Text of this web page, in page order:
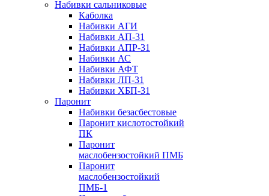
Набивки сальниковые
Каболка
Набивки АГИ
Набивки АП-31
Набивки АПР-31
Набивки АС
Набивки АФТ
Набивки ЛП-31
Набивки ХБП-31
Паронит
Набивки безасбестовые
Паронит кислотостойкий
ПК
Паронит
маслобензостойкий ПМБ
Паронит
маслобензостойкий
ПМБ-1